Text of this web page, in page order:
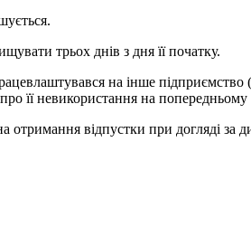
трьох днів з дня її початку.
на інше підприємство
її невикористання на попередньому
отримання відпустки при догляді за